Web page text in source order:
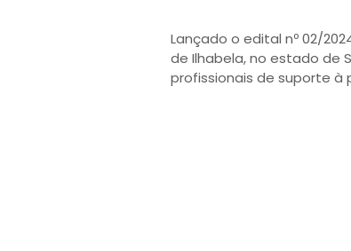
Lançado o edital nº 02/
de Ilhabela, no estado de
profissionais de suporte à